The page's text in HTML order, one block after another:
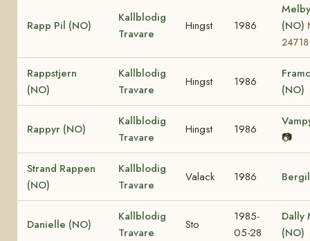
Rapp Pil (NO)
Kallblodig
Travare
Hingst 1986
(NO)
24718
Rappstjern
(NO)
Kallblodig
Travare
Hingst 1986
(NO)
Rappyr (NO)
Kallblodig
Travare
Hingst 1986
📷
Strand Rappen
(NO)
Kallblodig
Travare
Valack 1986
Danielle (NO)
Kallblodig
Travare
Sto
1985-
05-28
Dally
(NO)